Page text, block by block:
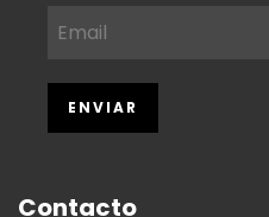
Contacto